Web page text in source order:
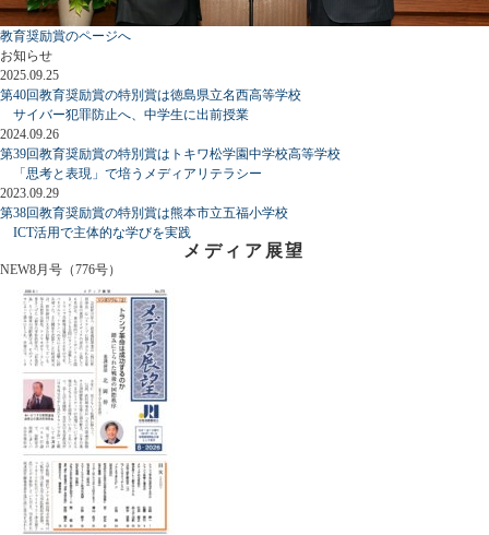
教育奨励賞のページへ
お知らせ
2025.09.25
第40回教育奨励賞の特別賞は徳島県立名西高等学校
サイバー犯罪防止へ、中学生に出前授業
2024.09.26
第39回教育奨励賞の特別賞はトキワ松学園中学校高等学校
「思考と表現」で培うメディアリテラシー
2023.09.29
第38回教育奨励賞の特別賞は熊本市立五福小学校
ICT活用で主体的な学びを実践
メディア展望
NEW8月号（776号）